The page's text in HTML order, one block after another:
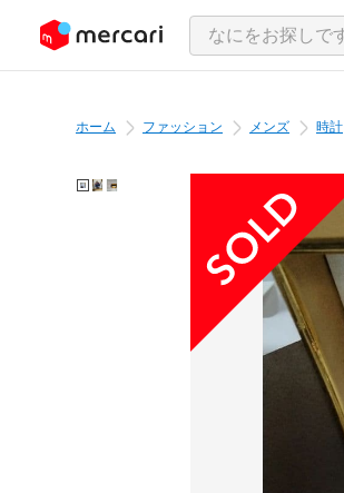
ツにスキップ
ホーム ファッション メンズ 時計